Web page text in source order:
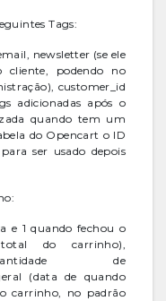
Tags:
newsletter (se ele
cliente, podendo no
customer_id
adicionadas após o
quando tem um
do Opencart o ID
ser usado depois
e 1 quando fechou o
do carrinho),
de
(data de quando
carrinho, no padrão